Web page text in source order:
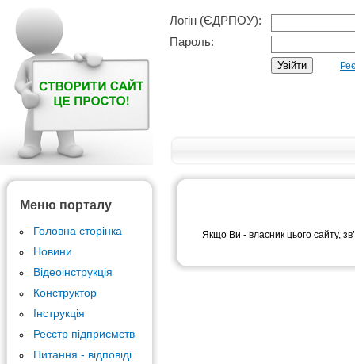
Логін (ЄДРПОУ):
Пароль:
Меню порталу
Головна сторінка
Новини
Відеоінструкція
Конструктор
Інструкція
Реєстр підприємств
Питання - відповіді
Якщо Ви - власник цього сайту,